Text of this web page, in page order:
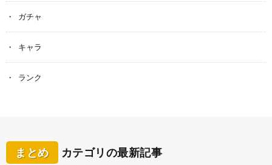
ガチャ
キャラ
ランク
まとめ カテゴリの最新記事